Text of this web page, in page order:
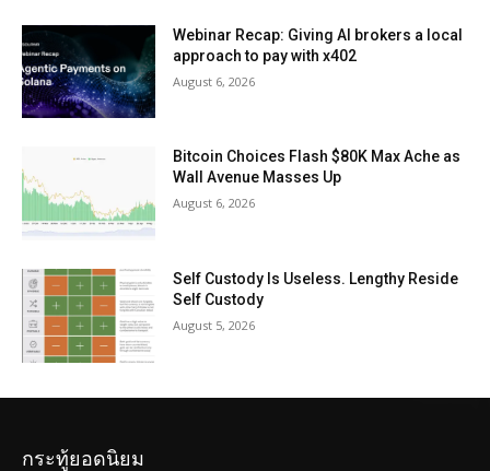
Webinar Recap: Giving AI brokers a local
approach to pay with x402
August 6, 2026
Bitcoin Choices Flash $80K Max Ache as
Wall Avenue Masses Up
August 6, 2026
Self Custody Is Useless. Lengthy Reside
Self Custody
August 5, 2026
กระทู้ยอดนิยม